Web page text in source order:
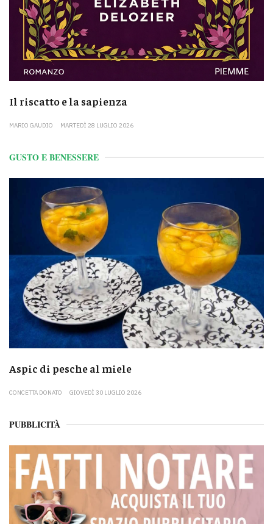
Il riscatto e la sapienza
MARIO GAUDIO MARTEDÌ 28 LUGLIO 2026
GUSTO E BENESSERE
Aspic di pesche al miele
CONCETTA DONATO GIOVEDÌ 30 LUGLIO 2026
PUBBLICITÀ